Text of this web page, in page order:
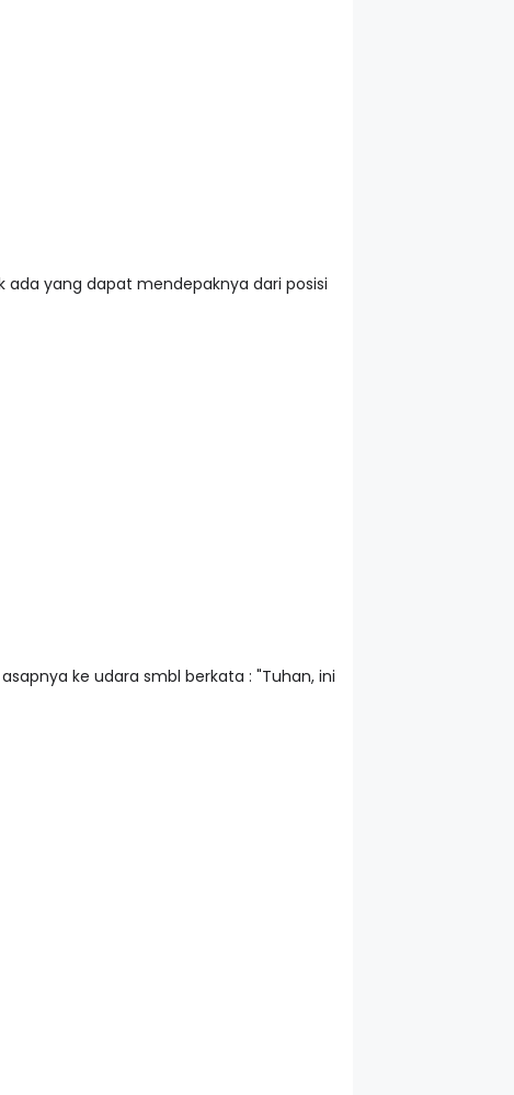
yang dapat mendepaknya dari posisi
ke udara smbl berkata : "Tuhan, ini